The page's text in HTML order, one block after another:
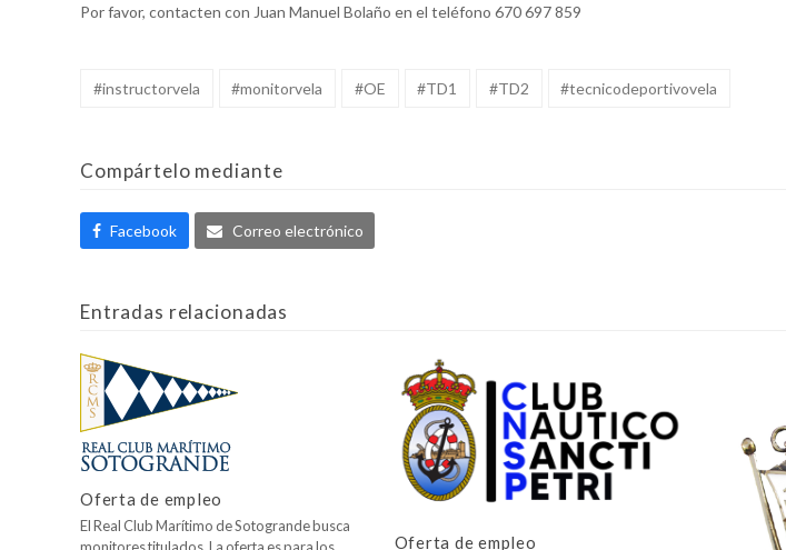
Por favor, contacten con Juan Manuel Bolaño en el teléfono 670 697 859
#instructorvela #monitorvela #OE #TD1 #TD2 #tecnicodeportivovela
Compártelo mediante
Facebook Correo electrónico
Entradas relacionadas
Oferta de empleo
El Real Club Marítimo de Sotogrande busca
Oferta de empleo